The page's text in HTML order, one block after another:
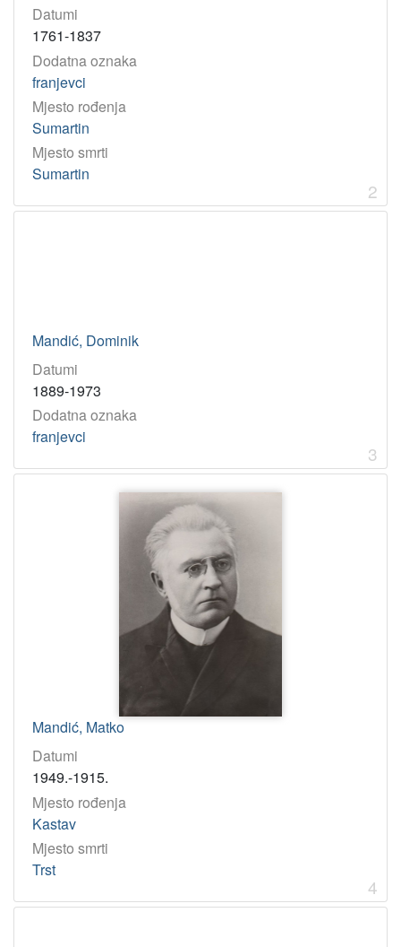
Datumi
1761-1837
Dodatna oznaka
franjevci
Mjesto rođenja
Sumartin
Mjesto smrti
Sumartin
2
Mandić, Dominik
Datumi
1889-1973
Dodatna oznaka
franjevci
3
Mandić, Matko
Datumi
1949.-1915.
Mjesto rođenja
Kastav
Mjesto smrti
Trst
4